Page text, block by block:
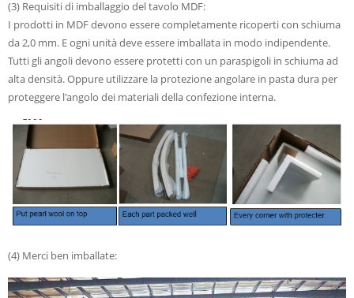
(3) Requisiti di imballaggio del tavolo MDF:
I prodotti in MDF devono essere completamente ricoperti con schiuma
da 2,0 mm. E ogni unità deve essere imballata in modo indipendente.
Tutti gli angoli devono essere protetti con un paraspigoli in schiuma ad
alta densità. Oppure utilizzare la protezione angolare in pasta dura per
proteggere l'angolo dei materiali della confezione interna.
(4) Merci ben imballate: